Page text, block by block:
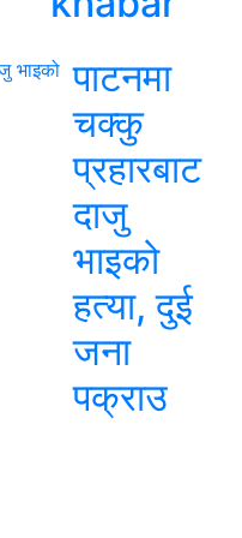
पाटनमा
चक्कु
प्रहारबाट
दाजु
भाइको
हत्या, दुई
जना
पक्राउ